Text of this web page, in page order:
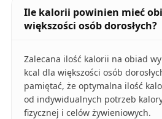
Ile kalorii powinien mieć
większości osób dorosłych?
Zalecana ilość kalorii na obiad
kcal dla większości osób
pamiętać, że optymalna ilość
od indywidualnych potrzeb
fizycznej i celów żywieniowych.